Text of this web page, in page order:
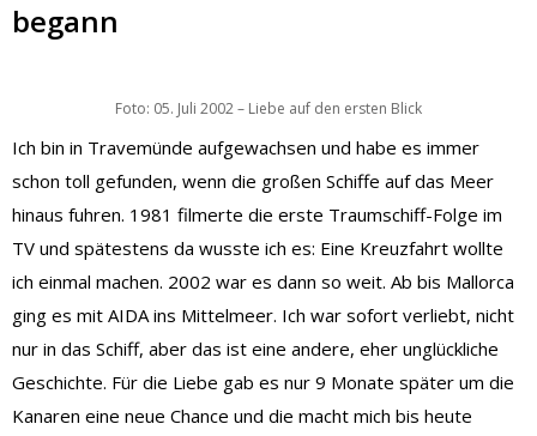
begann
Foto: 05. Juli 2002 – Liebe auf den ersten Blick
Ich bin in Travemünde aufgewachsen und habe es immer
schon toll gefunden, wenn die großen Schiffe auf das Meer
hinaus fuhren. 1981 filmerte die erste Traumschiff-Folge im
TV und spätestens da wusste ich es: Eine Kreuzfahrt wollte
ich einmal machen. 2002 war es dann so weit. Ab bis Mallorca
ging es mit AIDA ins Mittelmeer. Ich war sofort verliebt, nicht
nur in das Schiff, aber das ist eine andere, eher unglückliche
Geschichte. Für die Liebe gab es nur 9 Monate später um die
Kanaren eine neue Chance und die macht mich bis heute